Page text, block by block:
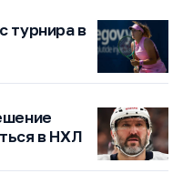
турнира в
в НХЛ